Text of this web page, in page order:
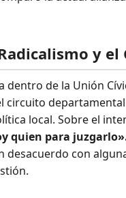
y el
dentro de la Unión
circuito
local. Sobre el
quien para
desacuerdo con